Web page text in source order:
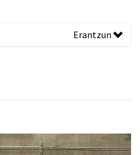
Erantzun